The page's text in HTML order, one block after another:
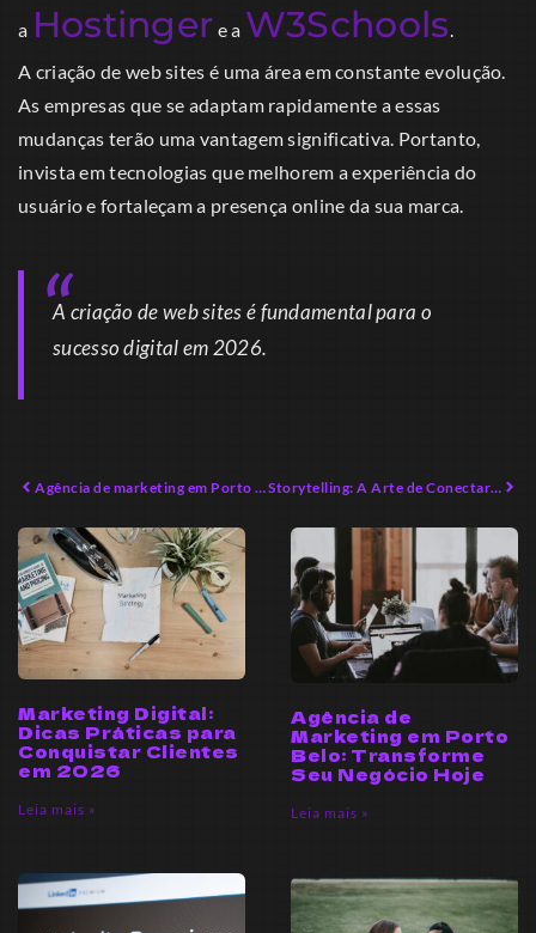
a Hostinger e a W3Schools.
A criação de web sites é uma área em constante evolução.
As empresas que se adaptam rapidamente a essas
mudanças terão uma vantagem significativa. Portanto,
invista em tecnologias que melhorem a experiência do
usuário e fortaleçam a presença online da sua marca.
A criação de web sites é fundamental para o
sucesso digital em 2026.
Agência de marketing em Porto Belo: Oportunidades que Você Ignorou Storytelling: A Arte de Conectar Marcas com Emoções
Marketing Digital:
Dicas Práticas para
Conquistar Clientes
em 2026
Leia mais »
Agência de
Marketing em Porto
Belo: Transforme
Seu Negócio Hoje
Leia mais »